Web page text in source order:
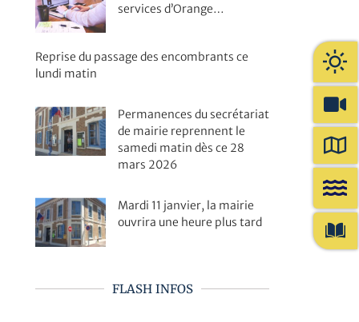
services d’Orange…
Reprise du passage des encombrants ce
lundi matin
Permanences du secrétariat
de mairie reprennent le
samedi matin dès ce 28
mars 2026
Mardi 11 janvier, la mairie
ouvrira une heure plus tard
FLASH INFOS